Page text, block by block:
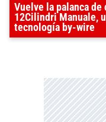
Vuelve la palanca
12Cilindri Manuale,
tecnología by-wire